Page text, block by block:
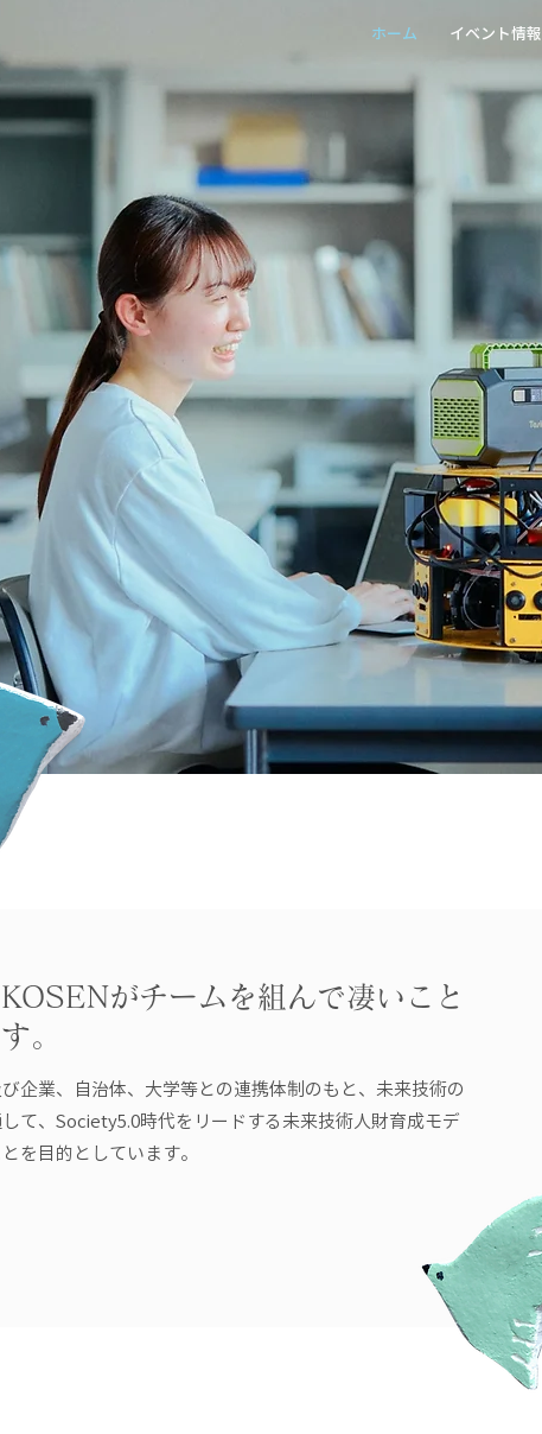
ホーム イベント情報
がチームを組んで凄いこと
。
企業、自治体、大学等との連携体制のもと、未来技術の
て、Society5.0時代をリードする未来技術人財育成モデ
を目的としています。